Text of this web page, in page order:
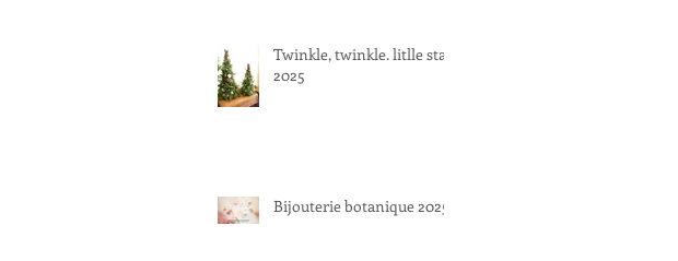
Twinkle, twinkle. litlle star
2025
Bijouterie botanique 2025